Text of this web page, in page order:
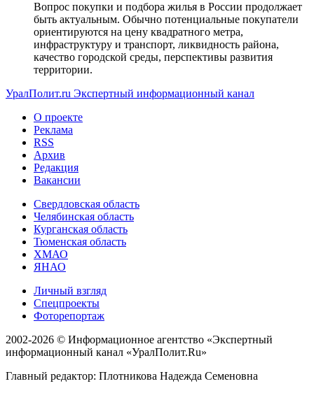
Вопрос покупки и подбора жилья в России продолжает
быть актуальным. Обычно потенциальные покупатели
ориентируются на цену квадратного метра,
инфраструктуру и транспорт, ликвидность района,
качество городской среды, перспективы развития
территории.
УралПолит.ru Экспертный информационный канал
О проекте
Реклама
RSS
Архив
Редакция
Вакансии
Свердловская область
Челябинская область
Курганская область
Тюменская область
ХМАО
ЯНАО
Личный взгляд
Спецпроекты
Фоторепортаж
2002-2026 © Информационное агентство «Экспертный
информационный канал «УралПолит.Ru»
Главный редактор: Плотникова Надежда Семеновна